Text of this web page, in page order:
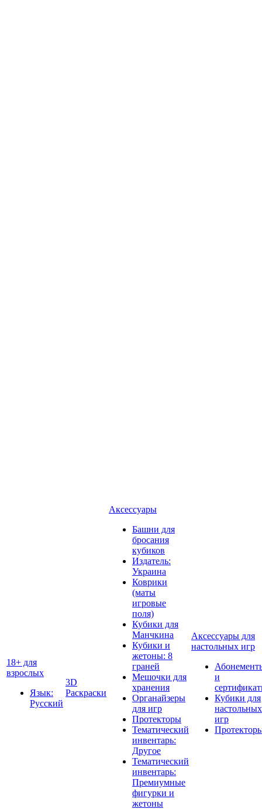
18+ для
взрослых
Язык:
Русский
3D
Раскраски
Аксессуары
Башни для
бросания
кубиков
Издатель:
Украина
Коврики
(маты
игровые
поля)
Кубики для
Манчкина
Кубики и
жетоны: 8
граней
Мешочки для
хранения
Органайзеры
для игр
Протекторы
Тематический
инвентарь:
Другое
Тематический
инвентарь:
Премиумные
фигурки и
жетоны
Аксессуары для
настольных игр
и
Кубики для
настольных
игр